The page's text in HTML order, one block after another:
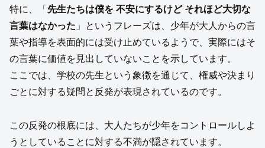
特に、「 先生たちは僕を 不安にするけど それほど大切な
言葉はなかった 」というフレーズは、少年が大人からの言
葉や指導を表面的には受け止めているようで、実際にはそ
の言葉に価値を見出していないことを示しています。
ここでは、学校の先生という象徴を通じて、権威や決まり
ごとに対する疑問と反発が表現されているのです。
この反発の根底には、大人たちが少年をコントロールしよ
うとしていることに対する不満が隠されています。